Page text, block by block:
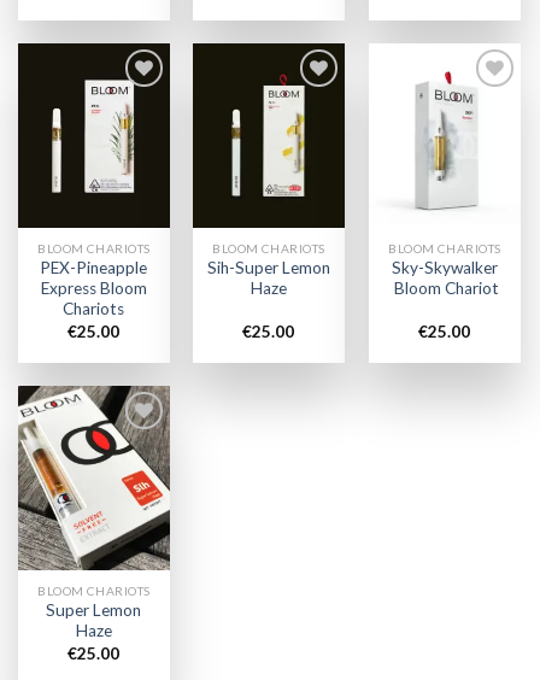
Add to
wishlist
BLOOM CHARIOTS
PEX-Pineapple
Express Bloom
Chariots
€25.00
Add to
wishlist
BLOOM CHARIOTS
Sih-Super Lemon
Haze
€25.00
BLOOM CHARIOTS
Sky-Skywalker
Bloom Chariot
€25.00
Add to
wishlist
BLOOM CHARIOTS
Super Lemon
Haze
€25.00